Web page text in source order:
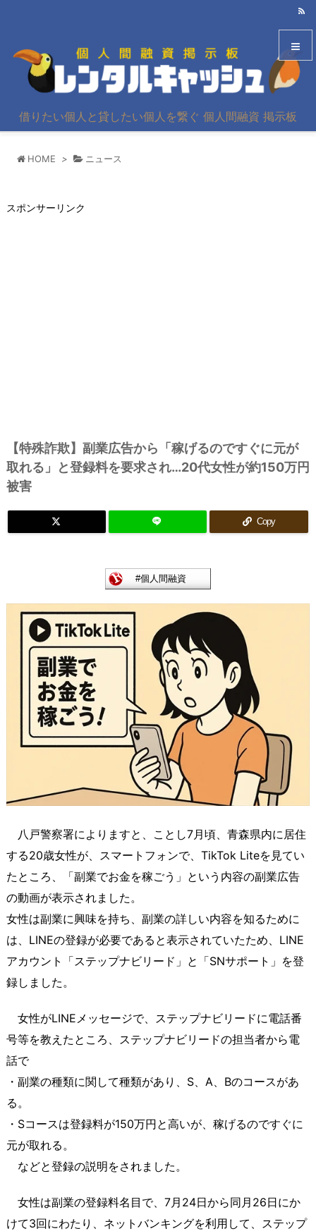
借りたい個人と貸したい個人を繋ぐ 個人間融資 掲示板
HOME > ニュース
スポンサーリンク
【特殊詐欺】副業広告から「稼げるのですぐに元が
取れる」と登録料を要求され…20代女性が約150万円
被害
Copy
八戸警察署によりますと、ことし7月頃、青森県内に居住
する20歳女性が、スマートフォンで、TikTok Liteを見てい
たところ、「副業でお金を稼ごう」という内容の副業広告
の動画が表示されました。
女性は副業に興味を持ち、副業の詳しい内容を知るために
は、LINEの登録が必要であると表示されていたため、LINE
アカウント「ステップナビリード」と「SNサポート」を登
録しました。
女性がLINEメッセージで、ステップナビリードに電話番
号等を教えたところ、ステップナビリードの担当者から電
話で
・副業の種類に関して種類があり、S、A、Bのコースがあ
る。
・Sコースは登録料が150万円と高いが、稼げるのですぐに
元が取れる。
などと登録の説明をされました。
女性は副業の登録料名目で、7月24日から同月26日にか
けて3回にわたり、ネットバンキングを利用して、ステップ